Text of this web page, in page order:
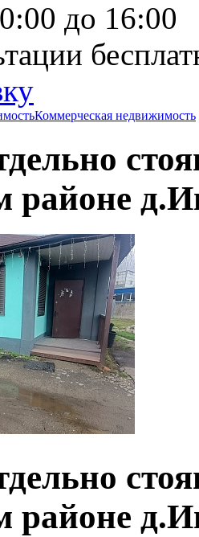
до 16:00
Коммерческая недвижимость
районе
районе